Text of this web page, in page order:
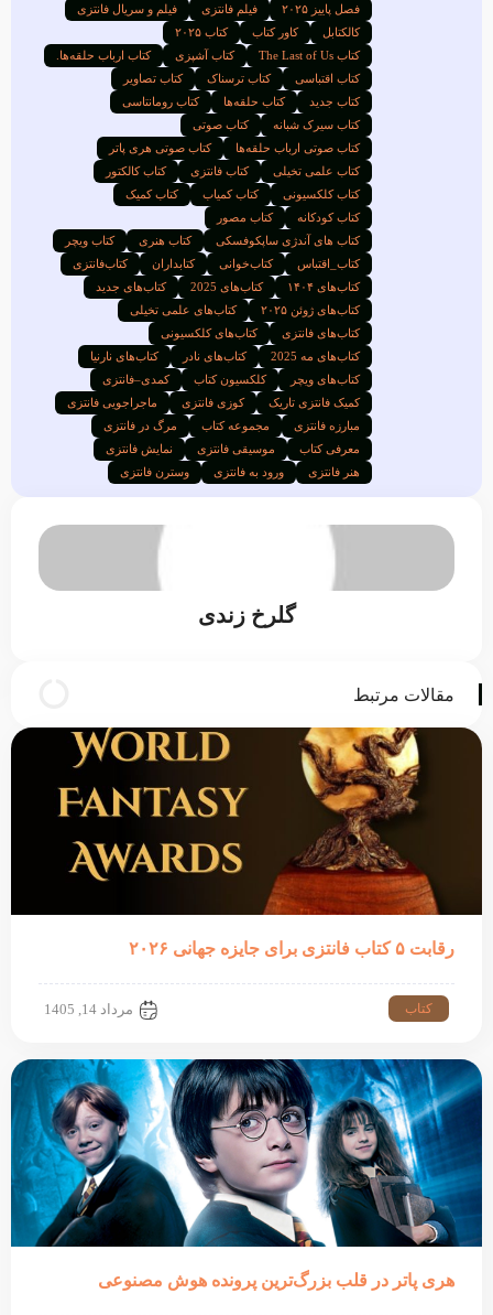
فصل پاییز ۲۰۲۵ فیلم فانتزی
فیلم و سریال فانتزی
کالکتابل
کاور کتاب
کتاب ۲۰۲۵
کتاب The Last of Us
کتاب آشپزی
کتاب ارباب حلقه‌ها.
کتاب اقتباسی
کتاب ترسناک
کتاب تصاویر
کتاب جدید
کتاب حلقه‌ها
کتاب رومانتاسی
کتاب سیرک شبانه
کتاب صوتی
کتاب صوتی ارباب حلقه‌ها
کتاب صوتی هری پاتر
کتاب علمی تخیلی
کتاب فانتزی
کتاب کالکتور
کتاب کلکسیونی
کتاب کمیاب
کتاب کمیک
کتاب کودکانه
کتاب مصور
کتاب های آندژی ساپکوفسکی
کتاب هنری
کتاب ویچر
کتاب_اقتباس
کتاب‌خوانی کتابداران
کتاب‌فانتزی
کتاب‌های ۱۴۰۴
کتاب‌های 2025
کتاب‌های جدید
کتاب‌های ژوئن ۲۰۲۵
کتاب‌های علمی تخیلی
کتاب‌های فانتزی
کتاب‌های کلکسیونی
کتاب‌های مه 2025
کتاب‌های نادر
کتاب‌های نارنیا
کتاب‌های ویچر
کلکسیون کتاب
کمدی–فانتزی
کمیک فانتزی تاریک
کوزی فانتزی
ماجراجویی فانتزی
مبارزه فانتزی
مجموعه کتاب
مرگ در فانتزی
معرفی کتاب
موسیقی فانتزی
نمایش فانتزی
هنر فانتزی
ورود به فانتزی وسترن فانتزی
گلرخ زندی
مقالات مرتبط
رقابت ۵ کتاب فانتزی برای جایزه جهانی ۲۰۲۶
کتاب مرداد 14, 1405
هری پاتر در قلب بزرگ‌ترین پرونده هوش مصنوعی